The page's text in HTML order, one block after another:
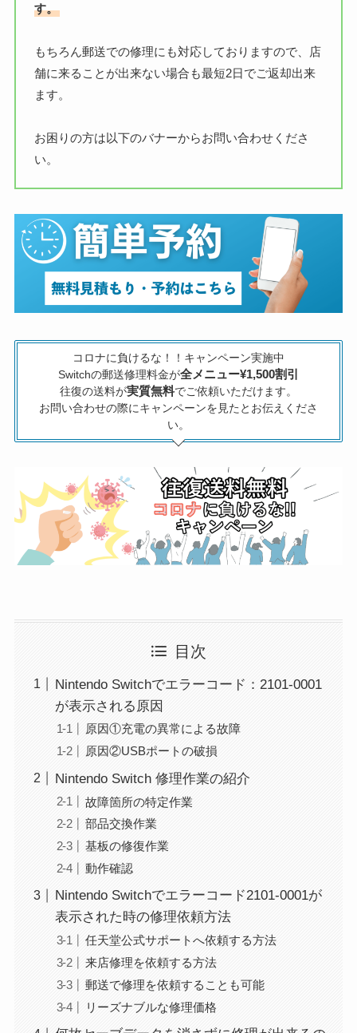
す。
もちろん郵送での修理にも対応しておりますので、店
舗に来ることが出来ない場合も最短2日でご返却出来
ます。
お困りの方は以下のバナーからお問い合わせくださ
い。
コロナに負けるな！！キャンペーン実施中
Switchの郵送修理料金が全メニュー¥1,500割引
往復の送料が実質無料でご依頼いただけます。
お問い合わせの際にキャンペーンを見たとお伝えくださ
い。
目次
Nintendo Switchでエラーコード：2101-0001
が表示される原因
原因①充電の異常による故障
原因②USBポートの破損
Nintendo Switch 修理作業の紹介
故障箇所の特定作業
部品交換作業
基板の修復作業
動作確認
Nintendo Switchでエラーコード2101-0001が
表示された時の修理依頼方法
任天堂公式サポートへ依頼する方法
来店修理を依頼する方法
郵送で修理を依頼することも可能
リーズナブルな修理価格